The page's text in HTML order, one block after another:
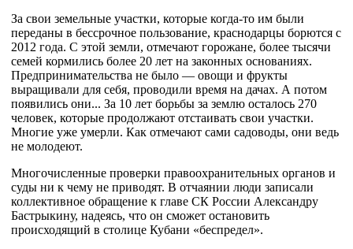
За свои земельные участки, которые когда-то им были
переданы в бессрочное пользование, краснодарцы борются с
2012 года. С этой земли, отмечают горожане, более тысячи
семей кормились более 20 лет на законных основаниях.
Предпринимательства не было — овощи и фрукты
выращивали для себя, проводили время на дачах. А потом
появились они... За 10 лет борьбы за землю осталось 270
человек, которые продолжают отстаивать свои участки.
Многие уже умерли. Как отмечают сами садоводы, они ведь
не молодеют.
Многочисленные проверки правоохранительных органов и
суды ни к чему не приводят. В отчаянии люди записали
коллективное обращение к главе СК России Александру
Бастрыкину, надеясь, что он сможет остановить
происходящий в столице Кубани «беспредел».